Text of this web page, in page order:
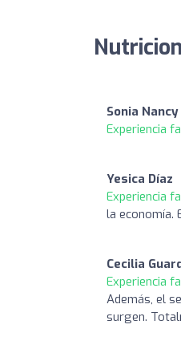
Sonia
Experiencia
Yesica Díaz
Experiencia
la economía.
Cecilia
Experiencia
Además, el
surgen.